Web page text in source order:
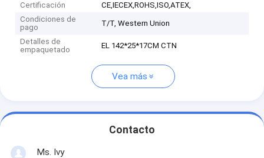
Certificación
CE,IECEX,ROHS,ISO,ATEX,
Condiciones de
pago
T/T, Western Union
Detalles de
empaquetado
EL 142*25*17CM CTN
Vea más
Contacto
Ms. Ivy